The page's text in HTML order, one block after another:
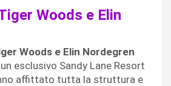
Woods e Elin
Woods e Elin Nordegren
esclusivo Sandy Lane Resort
affittato tutta la struttura e